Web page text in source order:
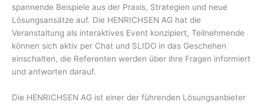
spannende Beispiele aus der Praxis, Strategien und neue
Lösungsansätze auf. Die HENRICHSEN AG hat die
Veranstaltung als interaktives Event konzipiert, Teilnehmende
können sich aktiv per Chat und SLIDO in das Geschehen
einschalten, die Referenten werden über ihre Fragen informiert
und antworten darauf.
Die HENRICHSEN AG ist einer der führenden Lösungsanbieter